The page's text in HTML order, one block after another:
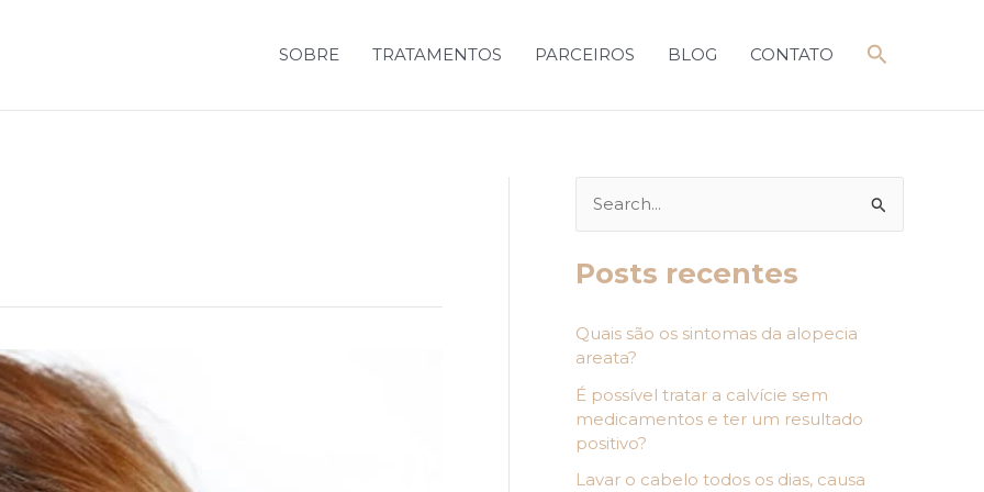
SOBRE TRATAMENTOS PARCEIROS BLOG CONTATO Pesquisar
u
s
a
r
Posts recentes
Quais são os sintomas da alopecia
areata?
É possível tratar a calvície sem
medicamentos e ter um resultado
positivo?
Lavar o cabelo todos os dias, causa